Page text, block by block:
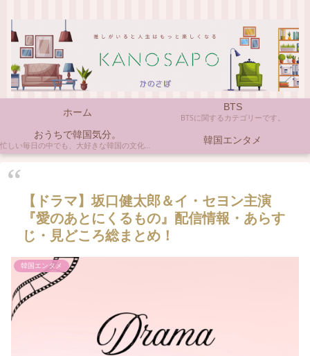
ホーム BTS
BTSに関するカテゴリーです。
おうちで韓国気分。
忙しい毎日の中でも、大好きな韓国の文化やアイテムに触れると心がほっとしますよね。ここでは、自宅で手軽に楽しめる韓国の美味しいもの、お気に入りのコスメ、そして推し活の楽しみ方など、「おうちにいながら韓国気分」に触れられるヒントを私らしくお届けします。 韓国エンタメ
【ドラマ】坂口健太郎＆イ・セヨン主演
『愛のあとにくるもの』配信情報・あらす
じ・見どころ総まとめ！
韓国エンタメ